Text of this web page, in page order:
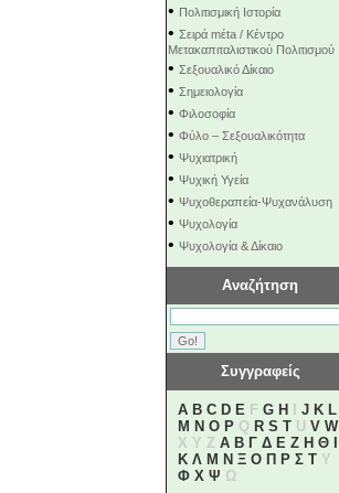
• Πολιτισμική Ιστορία
• Σειρά mέta / Κέντρο
Μετακαπιταλιστικού Πολιτισμού
• Σεξουαλικό Δίκαιο
• Σημειολογία
• Φιλοσοφία
• Φύλο – Σεξουαλικότητα
• Ψυχιατρική
• Ψυχική Υγεία
• Ψυχοθεραπεία-Ψυχανάλυση
• Ψυχολογία
• Ψυχολογία & Δίκαιο
Αναζήτηση
Συγγραφείς
A B C D EF G H J K L
M N O PQ R S TU V W
X Y Z Α Β Γ Δ Ε Ζ Η Θ
Κ Λ Μ Ν Ξ Ο Π Ρ Σ ΤΥ
Φ Χ Ψ Ω